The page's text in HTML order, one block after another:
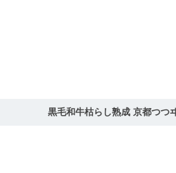
黒毛和牛枯らし熟成 京都つつ